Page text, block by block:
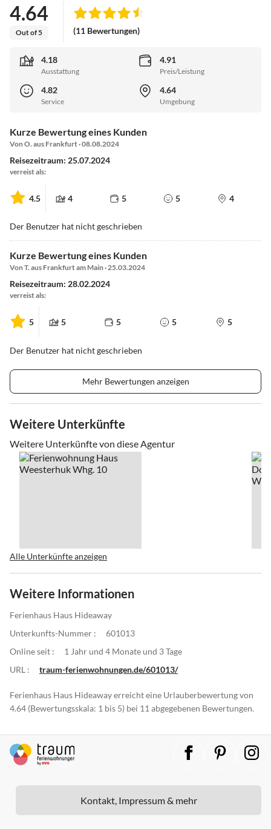
4.64
Out of 5 (11 Bewertungen)
4.18
Ausstattung
4.91
Preis/Leistung
4.82
Service
4.64
Umgebung
Kurze Bewertung eines Kunden
Von O. aus Frankfurt · 08.08.2024
Reisezeitraum: 25.07.2024
verreist als:
4.5 4 5 5 4
Der Benutzer hat nicht geschrieben
Kurze Bewertung eines Kunden
Von T. aus Frankfurt am Main · 25.03.2024
Reisezeitraum: 28.02.2024
verreist als:
5 5 5 5 5
Der Benutzer hat nicht geschrieben
Mehr Bewertungen anzeigen
Weitere Unterkünfte
Weitere Unterkünfte von diese Agentur
Alle Unterkünfte anzeigen
Weitere Informationen
Ferienhaus Haus Hideaway
Unterkunfts-Nummer :
601013
Online seit :
1 Jahr und 4 Monate und 3 Tage
URL :
traum-ferienwohnungen.de/601013/
Ferienhaus Haus Hideaway erreicht eine Urlauberbewertung von
4.64 (Bewertungsskala: 1 bis 5) bei 11 abgegebenen Bewertungen.
Kontakt, Impressum & mehr